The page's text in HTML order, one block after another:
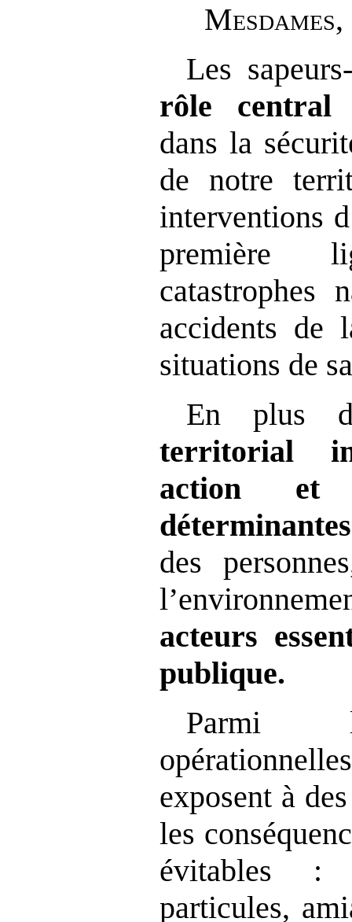
Mesdames
Les
rôle central
dans la
de notre
interventions
première
catastrophes
accidents de
situations de
En plus
territorial
action et
déterminantes
des
acteurs
publique.
Parmi
exposent à
les
évitables :
particules,